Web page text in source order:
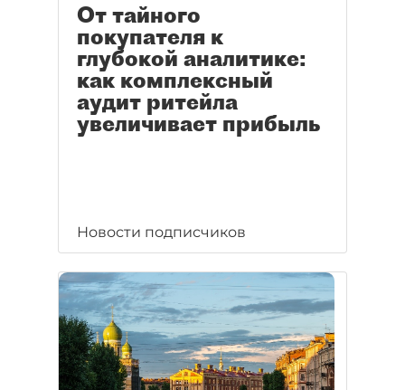
От тайного
покупателя к
глубокой аналитике:
как комплексный
аудит ритейла
увеличивает прибыль
Новости подписчиков